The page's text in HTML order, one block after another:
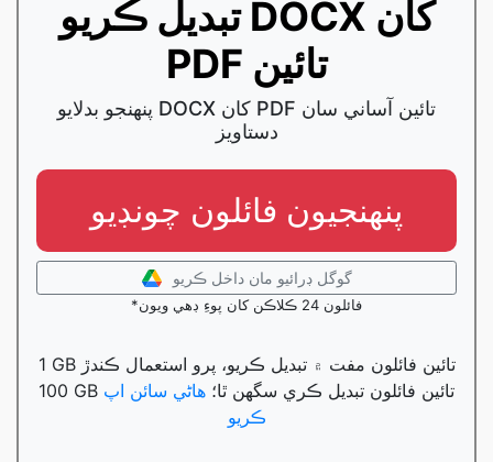
تبديل ڪريو DOCX کان
PDF تائين
پنهنجو بدلايو DOCX کان PDF تائين آساني سان
دستاويز
پنھنجيون فائلون چونڊيو
گوگل ڊرائيو مان داخل ڪريو
*فائلون 24 ڪلاڪن کان پوءِ ڊهي ويون
1 GB تائين فائلون مفت ۾ تبديل ڪريو، پرو استعمال ڪندڙ
100 GB تائين فائلون تبديل ڪري سگهن ٿا؛ هاڻي سائن اپ
ڪريو